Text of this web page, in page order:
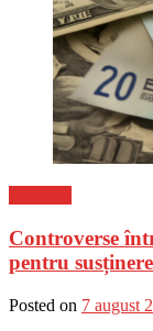
Controverse
pentru
Posted on 7 august